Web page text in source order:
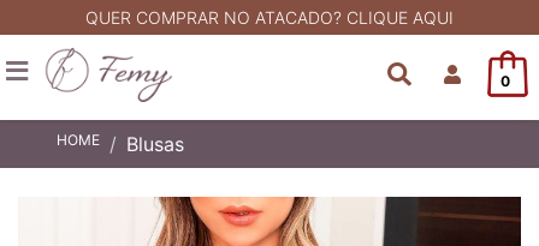
QUER COMPRAR NO ATACADO? CLIQUE AQUI
0
HOME Blusas